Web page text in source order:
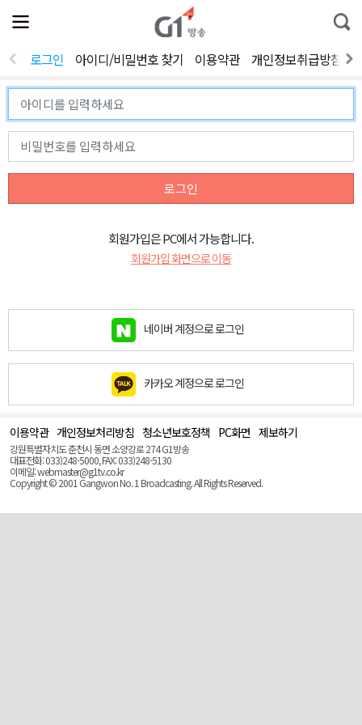
전
체
뉴
열
통
합
색
로그인 아이디/비밀번호 찾기 이용약관 개인정보취급방침
로그인
회원가입은 PC에서 가능합니다.
회원가입 화면으로 이동
네이버 계정으로 로그인
카카오 계정으로 로그인
이용약관 개인정보처리방침 청소년보호정책 PC화면 제보하기
강원특별자치도 춘천시 동면 소양강로 274 G1방송
대표전화: 033)248-5000, FAX: 033)248-5130
이메일: webmaster@g1tv.co.kr
Copyright © 2001 Gangwon No. 1 Broadcasting. All Rights Reserved.